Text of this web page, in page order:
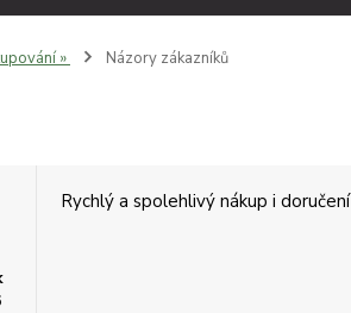
» Názory zákazníků
Rychlý a spolehlivý nákup i doručení